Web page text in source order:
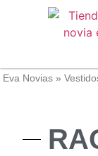
Eva Novias »